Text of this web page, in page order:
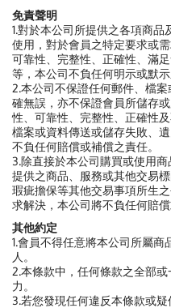
免責聲明
1.對於本公司所提供之各項商
使用，對於會員之特定要求或
可靠性、完整性、正確性、滿
等，本公司不負任何明示或默示
2.本公司不保證任何郵件、檔
確無誤，亦不保證會員所儲存
性、可靠性、完整性、正確性
檔案或資料傳送或儲存失敗、
不負任何賠償或補償之責任。
3.除直接於本公司購買或使用
提供之商品、服務或其他交易
瑕疵擔保等其他交易事項所生
求解決，本公司將不負任何賠償
其他約定
1.會員不得任意將本公司所屬
人。
2.本條款中，任何條款之全部
力。
3.若您發現任何違反本條款或